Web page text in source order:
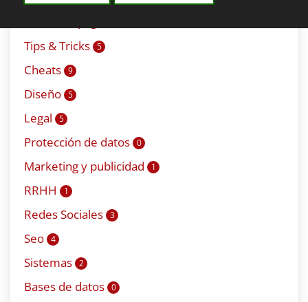
Tips & Tricks 5
Cheats 9
Diseño 5
Legal 5
Protección de datos 0
Marketing y publicidad 1
RRHH 1
Redes Sociales 3
Seo 4
Sistemas 2
Bases de datos 0